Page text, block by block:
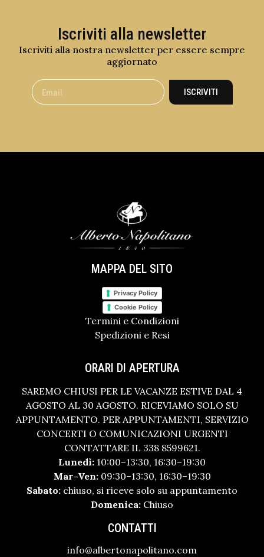
Iscriviti alla newsletter
Iscriviti alla nostra newsletter per essere sempre
aggiornato
ISCRIVITI
MAPPA DEL SITO
Privacy Policy
Cookie Policy
Termini e Condizioni
Spedizioni e Resi
ORARI DI APERTURA
SAREMO CHIUSI PER LE VACANZE ESTIVE DAL 4
AGOSTO AL 30 AGOSTO. RICEVIAMO SOLO SU
APPUNTAMENTO. PER APPUNTAMENTI, SERVIZIO
CONCERTI O COMUNICAZIONI URGENTI
CONTATTARE IL 338 8599621.
Lunedì: 10:00–13:30, 16:30–19:30
Mar–Ven:09:30–13:30, 16:30–19:30
Sabato: chiuso, si riceve solo su appuntamento
Domenica: Chiuso
CONTATTI
info@albertonapolitano.com